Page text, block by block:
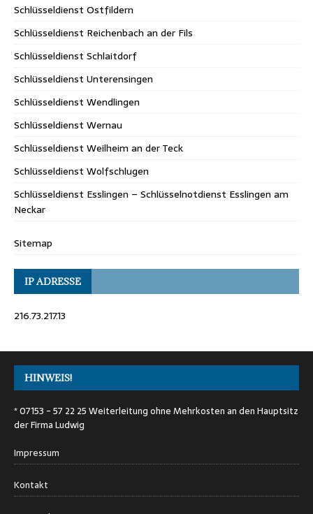
Schlüsseldienst Ostfildern
Schlüsseldienst Reichenbach an der Fils
Schlüsseldienst Schlaitdorf
Schlüsseldienst Unterensingen
Schlüsseldienst Wendlingen
Schlüsseldienst Wernau
Schlüsseldienst Weilheim an der Teck
Schlüsseldienst Wolfschlugen
Schlüsseldienst Esslingen – Schlüsselnotdienst Esslingen am
Neckar
Sitemap
IP ADRESSE
216.73.217.13
HINWEIS!
* 07153 - 57 22 25 Weiterleitung ohne Mehrkosten an den Hauptsitz
der Firma Ludwig
Impressum
Kontakt